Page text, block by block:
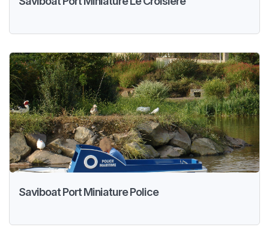
Saviboat Port Miniature Police